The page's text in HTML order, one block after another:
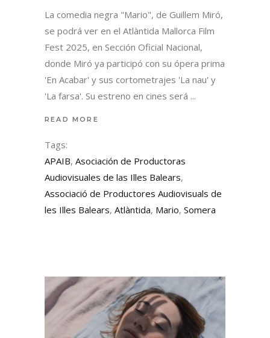
La comedia negra "Mario", de Guillem Miró,
se podrá ver en el Atlàntida Mallorca Film
Fest 2025, en Sección Oficial Nacional,
donde Miró ya participó con su ópera prima
'En Acabar' y sus cortometrajes 'La nau' y
'La farsa'. Su estreno en cines será
READ MORE
Tags:
APAIB, Asociación de Productoras
Audiovisuales de las Illes Balears,
Associació de Productores Audiovisuals de
les Illes Balears, Atlàntida, Mario, Somera